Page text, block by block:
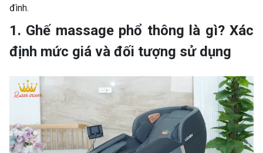
đình.
1. Ghế massage phổ thông là gì? Xác
định mức giá và đối tượng sử dụng